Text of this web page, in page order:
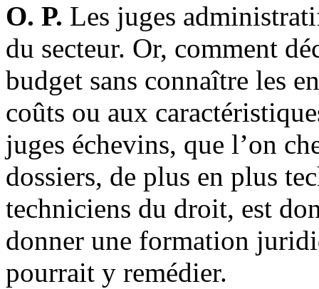
O. P. Les juges
du secteur. Or, comment
budget sans connaître les
coûts ou aux
juges échevins, que l’on
dossiers, de plus en plus
techniciens du droit, est
donner une formation
pourrait y remédier.